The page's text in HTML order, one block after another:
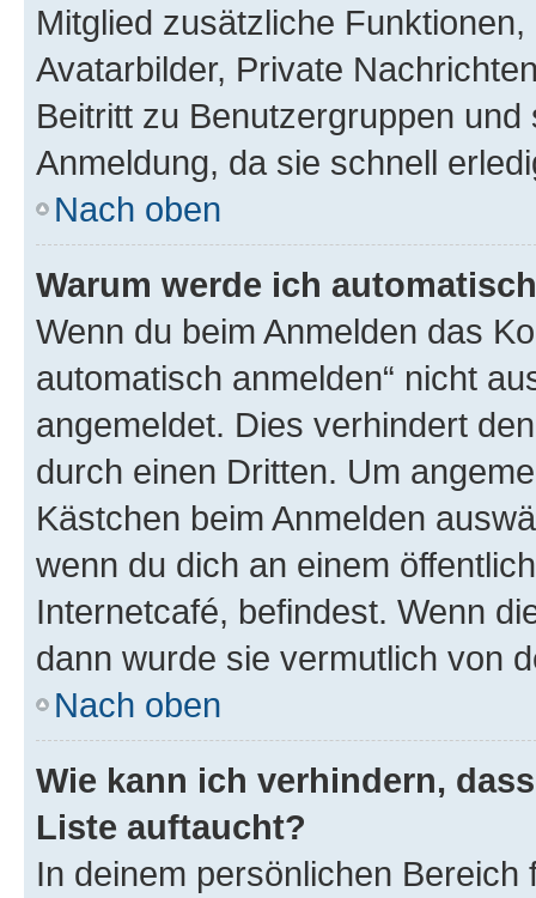
Mitglied zusätzliche
Avatarbilder, Private
Beitritt zu Benutzergruppen
Anmeldung, da sie schnell
Nach oben
Warum werde ich
Wenn du beim Anmelden das
automatisch anmelden“ nicht
angemeldet. Dies verhindert
durch einen Dritten. Um
Kästchen beim Anmelden
wenn du dich an einem
Internetcafé, befindest. Wenn
dann wurde sie vermutlich von
Nach oben
Wie kann ich verhindern,
Liste auftaucht?
In deinem persönlichen